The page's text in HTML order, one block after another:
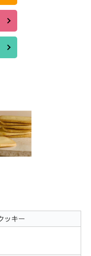
ッキー